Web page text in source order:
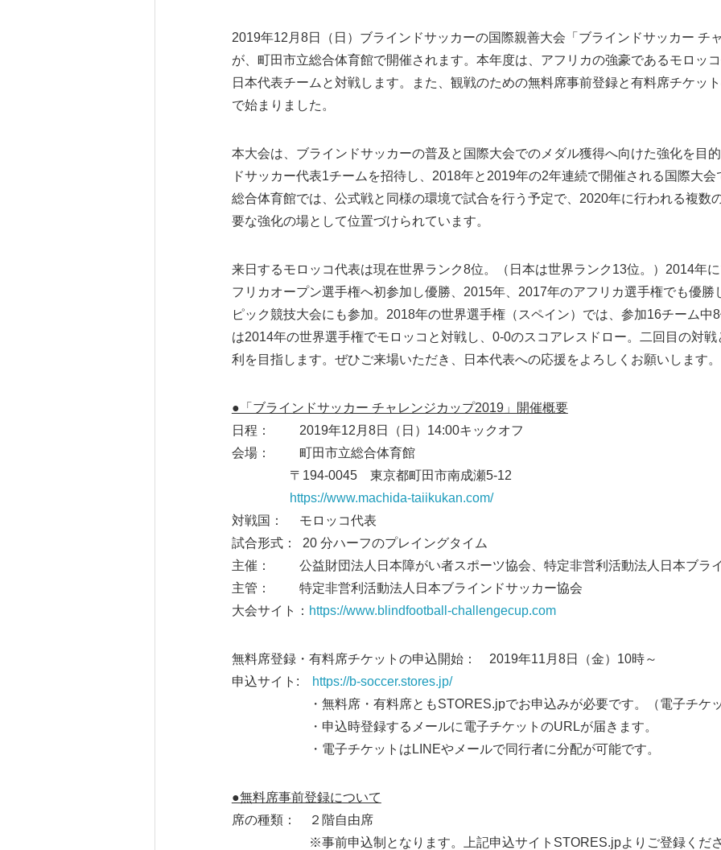
2019年12月8日（日）ブラインドサッカーの国際親善大会「ブラインドサッカー チ
が、町田市立総合体育館で開催されます。本年度は、アフリカの強豪であるモロッコ
日本代表チームと対戦します。また、観戦のための無料席事前登録と有料席チケッ
で始まりました。
本大会は、ブラインドサッカーの普及と国際大会でのメダル獲得へ向けた強化を目
ドサッカー代表1チームを招待し、2018年と2019年の2年連続で開催される国際大
総合体育館では、公式戦と同様の環境で試合を行う予定で、2020年に行われる複数
要な強化の場として位置づけられています。
来日するモロッコ代表は現在世界ランク8位。（日本は世界ランク13位。）2014年
フリカオープン選手権へ初参加し優勝、2015年、2017年のアフリカ選手権でも優勝
ピック競技大会にも参加。2018年の世界選手権（スペイン）では、参加16チーム中
は2014年の世界選手権でモロッコと対戦し、0-0のスコアレスドロー。二回目の対
利を目指します。ぜひご来場いただき、日本代表への応援をよろしくお願いします。
●「ブラインドサッカー チャレンジカップ2019」開催概要
日程： 2019年12月8日（日）14:00キックオフ
会場： 町田市立総合体育館
〒194-0045 東京都町田市南成瀬5‐12
https://www.machida-taiikukan.com/
対戦国： モロッコ代表
試合形式： 20 分ハーフのプレイングタイム
主催： 公益財団法人日本障がい者スポーツ協会、特定非営利活動法人日本ブラ
主管： 特定非営利活動法人日本ブラインドサッカー協会
大会サイト： https://www.blindfootball-challengecup.com
無料席登録・有料席チケットの申込開始： 2019年11月8日（金）10時～
申込サイト:
https://b-soccer.stores.jp/
・無料席・有料席ともSTORES.jpでお申込みが必要です。（電子チケッ
・申込時登録するメールに電子チケットのURLが届きます。
・電子チケットはLINEやメールで同行者に分配が可能です。
●無料席事前登録について
席の種類： ２階自由席
※事前申込制となります。上記申込サイトSTORES.jpよりご登録くださ
Japanese